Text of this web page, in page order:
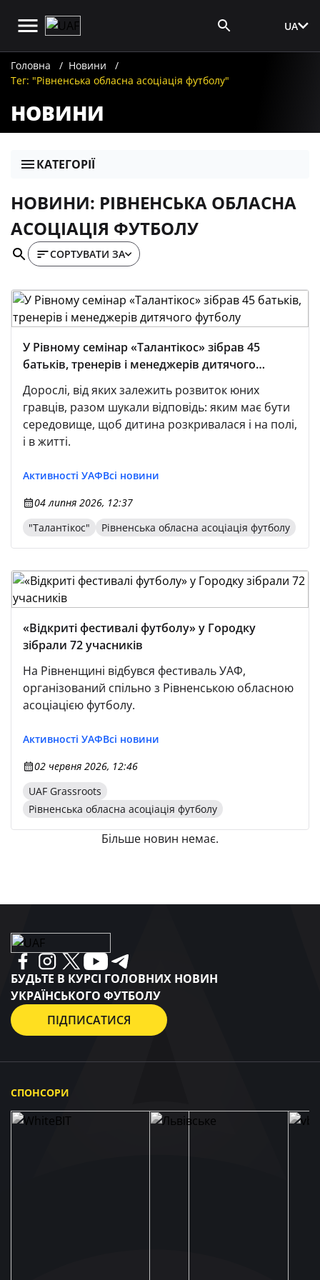
UA
Головна
Новини
Тег: "Рівненська обласна асоціація футболу"
НОВИНИ
КАТЕГОРІЇ
НОВИНИ: РІВНЕНСЬКА ОБЛАСНА
АСОЦІАЦІЯ ФУТБОЛУ
СОРТУВАТИ ЗА
У Рівному семінар «Талантікос» зібрав 45
батьків, тренерів і менеджерів дитячого
футболу
Дорослі, від яких залежить розвиток юних
гравців, разом шукали відповідь: яким має бути
середовище, щоб дитина розкривалася і на полі,
і в житті.
Активності УАФВсі новини
04 липня 2026, 12:37
"Талантікос"
Рівненська обласна асоціація футболу
«Відкриті фестивалі футболу» у Городку
зібрали 72 учасників
На Рівненщині відбувся фестиваль УАФ,
організований спільно з Рівненською обласною
асоціацією футболу.
Активності УАФВсі новини
02 червня 2026, 12:46
UAF Grassroots
Рівненська обласна асоціація футболу
Більше новин немає.
БУДЬТЕ В КУРСІ ГОЛОВНИХ НОВИН
УКРАЇНСЬКОГО ФУТБОЛУ
ПІДПИСАТИСЯ
СПОНСОРИ